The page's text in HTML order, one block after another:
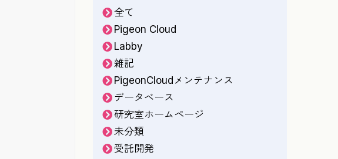
全て
Pigeon Cloud
Labby
雑記
PigeonCloudメンテナンス
データベース
研究室ホームページ
未分類
受託開発